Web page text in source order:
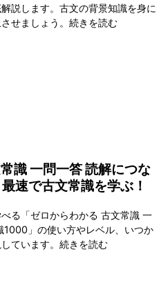
説します。古文の背景知識を身に
せましょう。続きを読む
識 一問一答 読解につな
速で古文常識を学ぶ！
る「ゼロからわかる 古文常識 一
1000」の使い方やレベル、いつか
ています。続きを読む